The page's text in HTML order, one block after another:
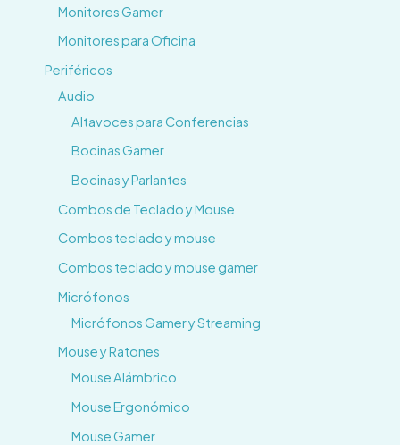
Monitores Gamer
Monitores para Oficina
Periféricos
Audio
Altavoces para Conferencias
Bocinas Gamer
Bocinas y Parlantes
Combos de Teclado y Mouse
Combos teclado y mouse
Combos teclado y mouse gamer
Micrófonos
Micrófonos Gamer y Streaming
Mouse y Ratones
Mouse Alámbrico
Mouse Ergonómico
Mouse Gamer